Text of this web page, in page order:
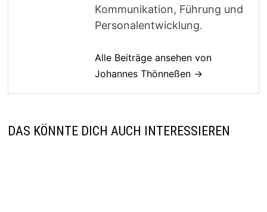
Kommunikation, Führung und
Personalentwicklung.
Alle Beiträge ansehen von
Johannes Thönneßen →
DAS KÖNNTE DICH AUCH INTERESSIEREN